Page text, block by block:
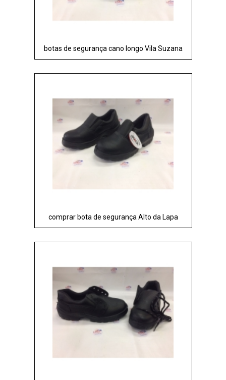
botas de segurança cano longo Vila Suzana
comprar bota de segurança Alto da Lapa